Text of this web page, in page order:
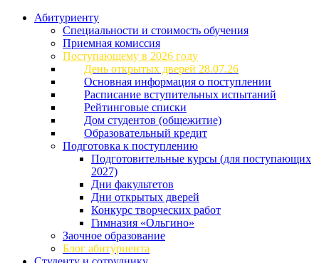
Абитуриенту
Специальности и стоимость обучения
Приемная комиссия
Поступающему в 2026 году
День открытых дверей 28.07.26
Основная информация о поступлении
Расписание вступительных испытаний
Рейтинговые списки
Дом студентов (общежитие)
Образовательный кредит
Подготовка к поступлению
Подготовительные курсы (для поступающих
2027)
Дни факультетов
Дни открытых дверей
Конкурс творческих работ
Гимназия «Ольгино»
Заочное образование
Блог абитуриента